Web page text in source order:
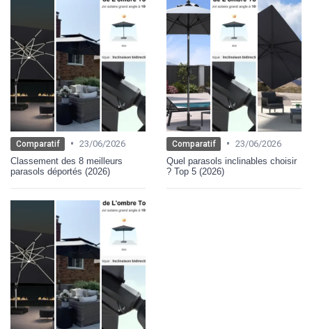
Comparatif • 23/06/2026
Classement des 8 meilleurs
parasols déportés (2026)
Comparatif • 23/06/2026
Quel parasols inclinables choisir
? Top 5 (2026)